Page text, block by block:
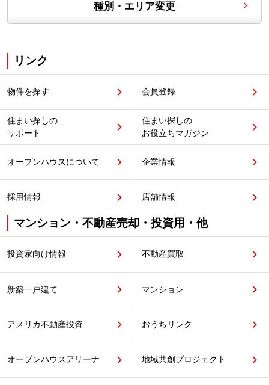
種別・エリア変更
リンク
物件を探す 会員登録
住まい探しの
サポート
住まい探しの
お役立ちマガジン
オープンハウスについて 企業情報
採用情報 店舗情報
マンション・不動産売却・投資用・他
投資家向け情報 不動産買取
新築一戸建て マンション
アメリカ不動産投資 おうちリンク
オープンハウスアリーナ 地域共創プロジェクト